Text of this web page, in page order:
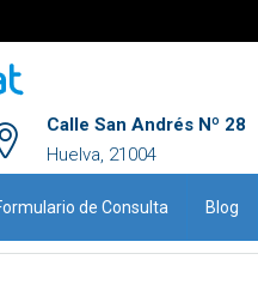
Calle San Andrés Nº 28
Huelva, 21004
de Consulta Blog